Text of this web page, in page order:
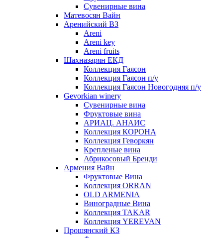
Cувенирные вина
Матевосян Вайн
Аренийский ВЗ
Areni
Areni key
Areni fruits
Шахназарян ЕКД
Коллекция Гаясон
Коллекция Гаясон п/у
Коллекция Гаясон Новогодняя п/у
Gevorkian winery
Сувенирные вина
Фруктовые вина
АРИАЦ. АНАИС
Коллекция КОРОНА
Коллекция Геворкян
Крепленые вина
Абрикосовый Бренди
Армения Вайн
Фруктовые Вина
Коллекция ORRAN
OLD ARMENIA
Виноградные Вина
Коллекция TAKAR
Коллекция YEREVAN
Прошянский КЗ